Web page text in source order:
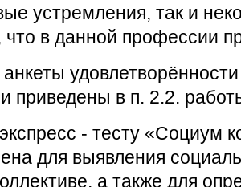
устремления, так и
что в данной профессии
анкеты
приведены в п. 2.2.
- тесту «Социум
для выявления
а также для